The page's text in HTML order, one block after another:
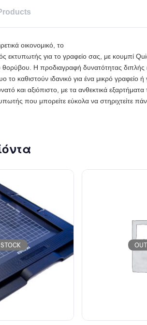
οικονομικό, το
εκτυπωτής για το γραφείο σας, με κουμπί
θορύβου. Η προδιαγραφή δυνατότητας
το καθιστούν ιδανικό για ένα μικρό γραφείο ή
και αξιόπιστο, με τα ανθεκτικά εξαρτήματα
που μπορείτε εύκολα να στηριχτείτε